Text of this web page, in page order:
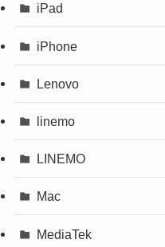
iPad
iPhone
Lenovo
linemo
LINEMO
Mac
MediaTek